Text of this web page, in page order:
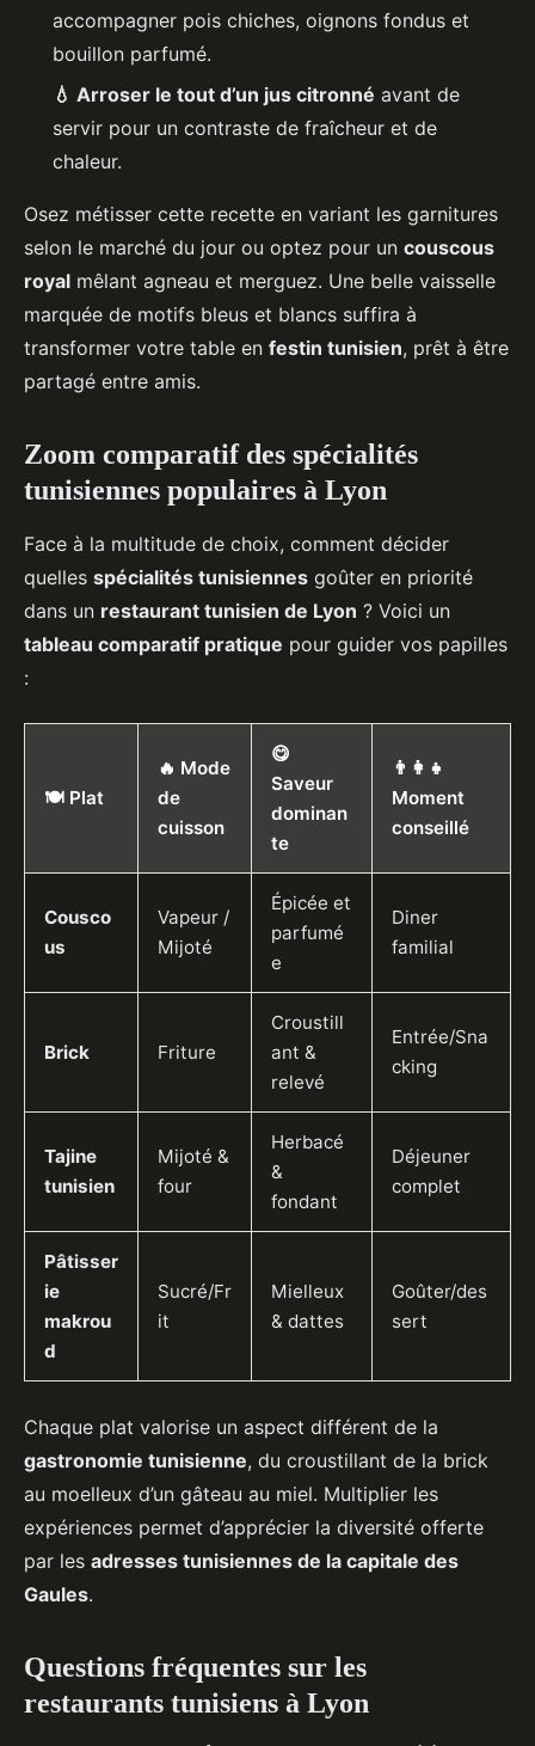
accompagner pois chiches, oignons fondus et
bouillon parfumé.
💧 Arroser le tout d’un jus citronné avant de
servir pour un contraste de fraîcheur et de
chaleur.
Osez métisser cette recette en variant les garnitures
selon le marché du jour ou optez pour un couscous
royal mêlant agneau et merguez. Une belle vaisselle
marquée de motifs bleus et blancs suffira à
transformer votre table en festin tunisien, prêt à être
partagé entre amis.
Zoom comparatif des spécialités
tunisiennes populaires à Lyon
Face à la multitude de choix, comment décider
quelles spécialités tunisiennes goûter en priorité
dans un restaurant tunisien de Lyon ? Voici un
tableau comparatif pratique pour guider vos papilles
:
🍽️ Plat
🔥 Mode
de
cuisson
😋
Saveur
dominan
te
👨‍👩‍👧
Moment
conseillé
Cousco
us
Vapeur /
Mijoté
Épicée et
parfumé
e
Diner
familial
Brick Friture
Croustill
ant &
relevé
Entrée/Sna
cking
Tajine
tunisien
Mijoté &
four
Herbacé
&
fondant
Déjeuner
complet
Pâtisser
ie
makrou
d
Sucré/Fr
it
Mielleux
& dattes
Goûter/des
sert
Chaque plat valorise un aspect différent de la
gastronomie tunisienne, du croustillant de la brick
au moelleux d’un gâteau au miel. Multiplier les
expériences permet d’apprécier la diversité offerte
par les adresses tunisiennes de la capitale des
Gaules.
Questions fréquentes sur les
restaurants tunisiens à Lyon